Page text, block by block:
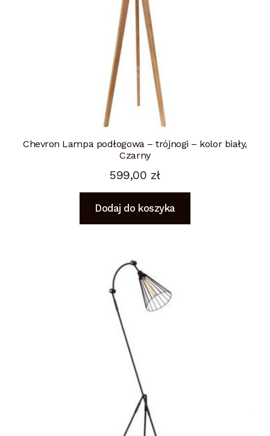
Chevron Lampa podłogowa – trójnogi – kolor biały,
Czarny
599,00 zł
Dodaj do koszyka